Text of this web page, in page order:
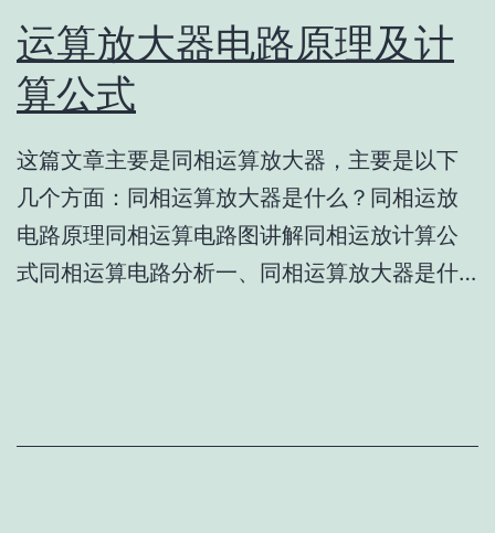
运算放大器电路原理及计
算公式
这篇文章主要是同相运算放大器，主要是以下
几个方面：同相运算放大器是什么？同相运放
电路原理同相运算电路图讲解同相运放计算公
式同相运算电路分析一、同相运算放大器是什…